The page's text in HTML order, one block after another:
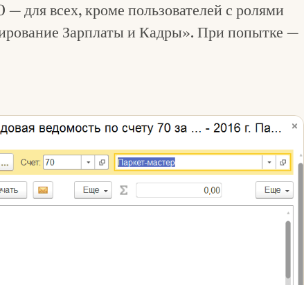
— для всех, кроме пользователей с ролями
Зарплаты и Кадры». При попытке —